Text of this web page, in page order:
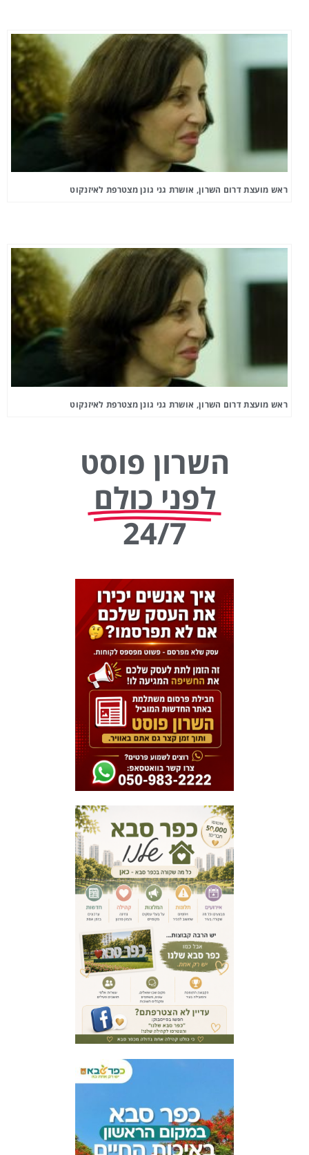
ראש מועצת דרום השרון, אושרת גני גונן מצטרפת לאיזנקוט
ראש מועצת דרום השרון, אושרת גני גונן מצטרפת לאיזנקוט
השרון פוסט
לפני כולם
24/7